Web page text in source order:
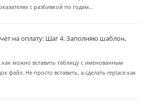
с разбивкой по годам…
на оплату: Шаг 4. Заполняю шаблон,
как можно вставить таблицу с именованным
файл. Не просто вставить, а сделать replace как